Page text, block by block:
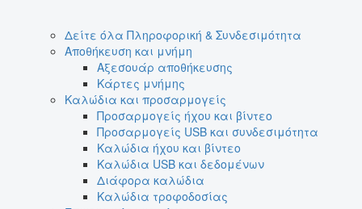
Δείτε όλα Πληροφορική & Συνδεσιμότητα
Αποθήκευση και μνήμη
Αξεσουάρ αποθήκευσης
Κάρτες μνήμης
Καλώδια και προσαρμογείς
Προσαρμογείς ήχου και βίντεο
Προσαρμογείς USB και συνδεσιμότητα
Καλώδια ήχου και βίντεο
Καλώδια USB και δεδομένων
Διάφορα καλώδια
Καλώδια τροφοδοσίας